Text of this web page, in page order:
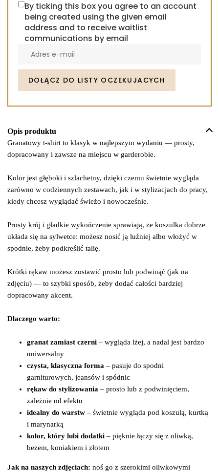
By ticking this box you agree to an account
being created using the given email
address and to receive waitlist
communications by email
your
email
address
to
for
this
product
DOŁĄCZ DO LISTY OCZEKUJACYCH
Opis produktu
Granatowy t-shirt to klasyk w najlepszym wydaniu — prosty,
dopracowany i zawsze na miejscu w garderobie.
Kolor jest głęboki i szlachetny, dzięki czemu świetnie wygląda
zarówno w codziennych zestawach, jak i w stylizacjach do pracy,
kiedy chcesz wyglądać świeżo i nowocześnie.
Prosty krój i gładkie wykończenie sprawiają, że koszulka dobrze
układa się na sylwetce: możesz nosić ją luźniej albo włożyć w
spodnie, żeby podkreślić talię.
Krótki rękaw możesz zostawić prosto lub podwinąć (jak na
zdjęciu) — to szybki sposób, żeby dodać całości bardziej
dopracowany akcent.
Dlaczego warto:
granat zamiast czerni – wygląda lżej, a nadal jest bardzo
uniwersalny
czysta, klasyczna forma – pasuje do spodni
garniturowych, jeansów i spódnic
rękaw do stylizowania – prosto lub z podwinięciem,
zależnie od efektu
idealny do warstw – świetnie wygląda pod koszulą, kurtką
i marynarką
kolor, który lubi dodatki – pięknie łączy się z oliwką,
beżem, koniakiem i złotem
Jak na naszych zdjęciach: noś go z szerokimi oliwkowymi